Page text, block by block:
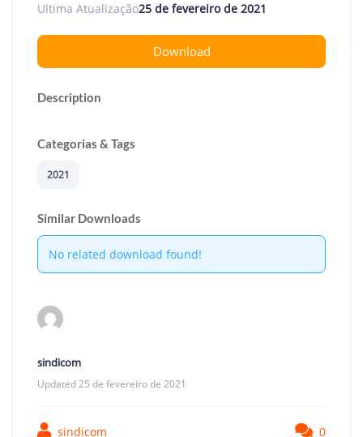
Ultima Atualização25 de fevereiro de 2021
Download
Description
Categorias & Tags
2021
Similar Downloads
No related download found!
sindicom
Updated 25 de fevereiro de 2021
sindicom 0